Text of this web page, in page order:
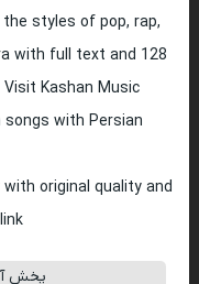
styles of pop, rap,
with full text and 128
Kashan Music
songs with Persian
original quality and
پخش